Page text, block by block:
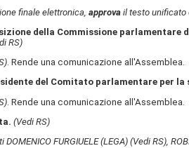
finale elettronica,approva il testo unificato
della Commissione
RS)
. Rende una comunicazione all'Assemblea.
del Comitato parlamentare per
. Rende una comunicazione all'Assemblea.
(Vedi RS)
FURGIUELE (LEGA)(Vedi RS),